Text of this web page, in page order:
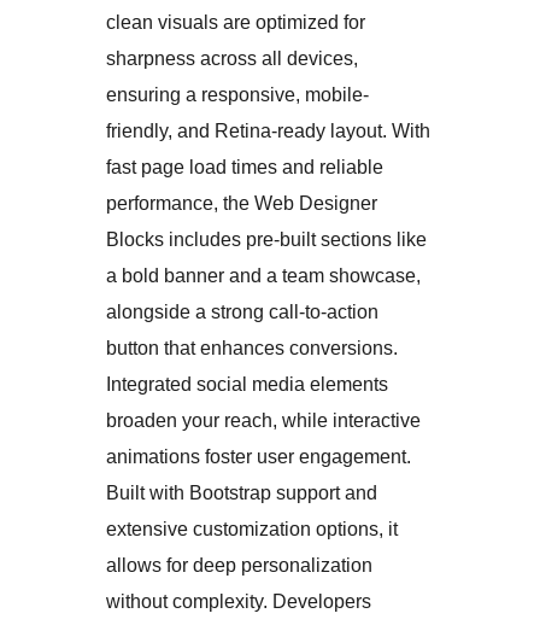
clean visuals are optimized for
sharpness across all devices,
ensuring a responsive, mobile-
friendly, and Retina-ready layout. With
fast page load times and reliable
performance, the Web Designer
Blocks includes pre-built sections like
a bold banner and a team showcase,
alongside a strong call-to-action
button that enhances conversions.
Integrated social media elements
broaden your reach, while interactive
animations foster user engagement.
Built with Bootstrap support and
extensive customization options, it
allows for deep personalization
without complexity. Developers